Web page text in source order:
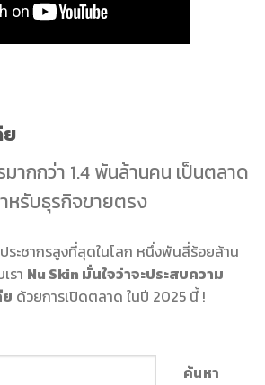
ากกว่า 1.4 พันล้านคน เป็นตลาด
รับธุรกิจขายตรง
ระชากรสูงที่สุดในโลก หนึ่งพันสี่ร้อยล้าน
รา Nu Skin มั่นใจว่าจะประสบความ
ด้วยการเปิดตลาด ในปี 2025 นี้ !
ค้นหา